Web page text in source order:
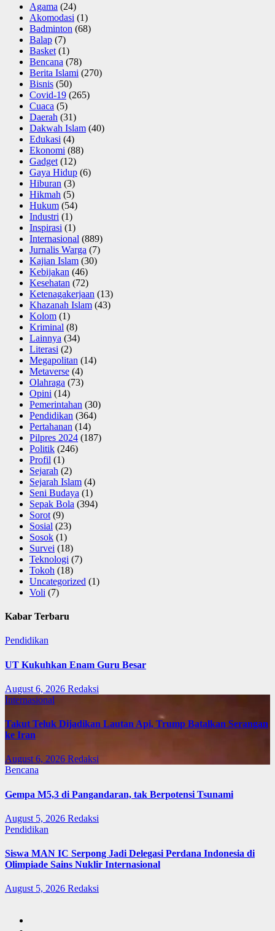
Agama (24)
Akomodasi (1)
Badminton (68)
Balap (7)
Basket (1)
Bencana (78)
Berita Islami (270)
Bisnis (50)
Covid-19 (265)
Cuaca (5)
Daerah (31)
Dakwah Islam (40)
Edukasi (4)
Ekonomi (88)
Gadget (12)
Gaya Hidup (6)
Hiburan (3)
Hikmah (5)
Hukum (54)
Industri (1)
Inspirasi (1)
Internasional (889)
Jurnalis Warga (7)
Kajian Islam (30)
Kebijakan (46)
Kesehatan (72)
Ketenagakerjaan (13)
Khazanah Islam (43)
Kolom (1)
Kriminal (8)
Lainnya (34)
Literasi (2)
Megapolitan (14)
Metaverse (4)
Olahraga (73)
Opini (14)
Pemerintahan (30)
Pendidikan (364)
Pertahanan (14)
Pilpres 2024 (187)
Politik (246)
Profil (1)
Sejarah (2)
Sejarah Islam (4)
Seni Budaya (1)
Sepak Bola (394)
Sorot (9)
Sosial (23)
Sosok (1)
Survei (18)
Teknologi (7)
Tokoh (18)
Uncategorized (1)
Voli (7)
Kabar Terbaru
Pendidikan
UT Kukuhkan Enam Guru Besar
August 6, 2026 Redaksi
Internasional
Takut Teluk Dijadikan Lautan Api, Trump Batalkan Serangan
ke Iran
August 6, 2026 Redaksi
Bencana
Gempa M5,3 di Pangandaran, tak Berpotensi Tsunami
August 5, 2026 Redaksi
Pendidikan
Siswa MAN IC Serpong Jadi Delegasi Perdana Indonesia di
Olimpiade Sains Nuklir Internasional
August 5, 2026 Redaksi